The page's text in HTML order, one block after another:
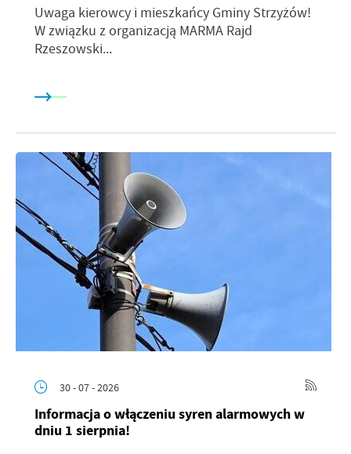
Uwaga kierowcy i mieszkańcy Gminy Strzyżów!
W związku z organizacją MARMA Rajd
Rzeszowski...
30 - 07 - 2026
Informacja o włączeniu syren alarmowych w
dniu 1 sierpnia!